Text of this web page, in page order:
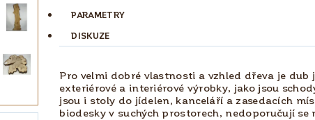
PARAMETRY
DISKUZE
Pro velmi dobré vlastnosti a vzhled dřeva je dub
exteriérové a interiérové výrobky, jako jsou
jsou i stoly do jídelen, kanceláří a zasedacích
biodesky v suchých prostorech, nedoporučují se